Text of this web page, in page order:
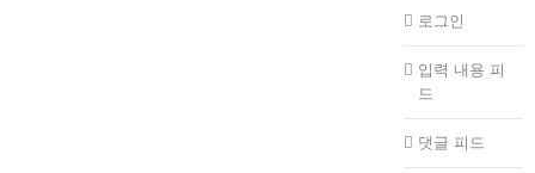
로그인
입력 내용 피
드
댓글 피드